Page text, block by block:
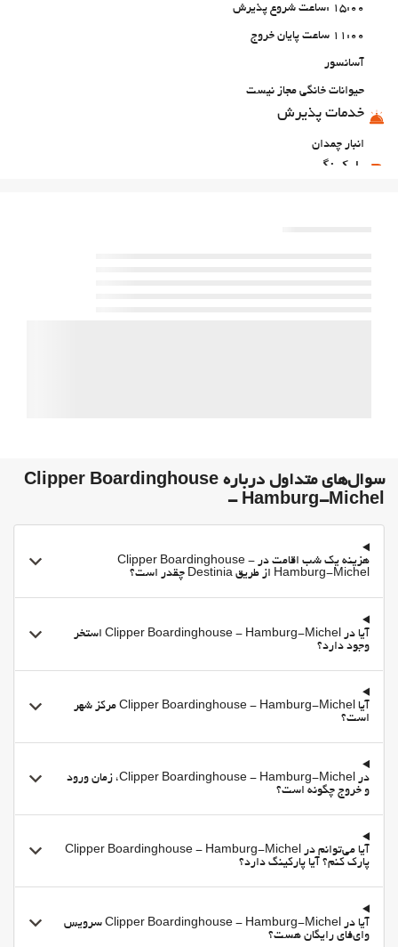
15:00 :ساعت شروع پذیرش
11:00 ساعت پایان خروج
آسانسور
حیوانات خانگی مجاز نیست
خدمات پذیرش
انبار چمدان
پارکینگ
سوال‌های متداول درباره Clipper Boardinghouse
- Hamburg-Michel
هزینه یک شب اقامت در Clipper Boardinghouse -
Hamburg-Michel از طریق Destinia چقدر است؟
آیا در Clipper Boardinghouse - Hamburg-Michel استخر
وجود دارد؟
آیا Clipper Boardinghouse - Hamburg-Michel مرکز شهر
است؟
در Clipper Boardinghouse - Hamburg-Michel، زمان ورود
و خروج چگونه است؟
آیا می‌توانم در Clipper Boardinghouse - Hamburg-Michel
پارک کنم؟ آیا پارکینگ دارد؟
آیا در Clipper Boardinghouse - Hamburg-Michel سرویس
وای‌فای رایگان هست؟